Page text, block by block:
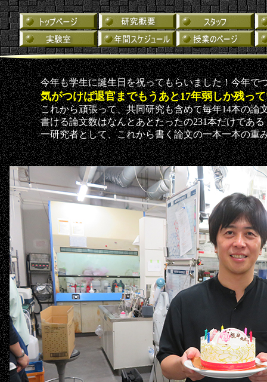
今年も学生に誕生日を祝ってもらいました！今年で
気がつけば退官までもうあと17年弱しか残っ
これから頑張って、共同研究も含めて毎年14本の論
書ける論文数はなんとあとたったの231本だけであ
一研究者として、これから書く論文の一本一本の重